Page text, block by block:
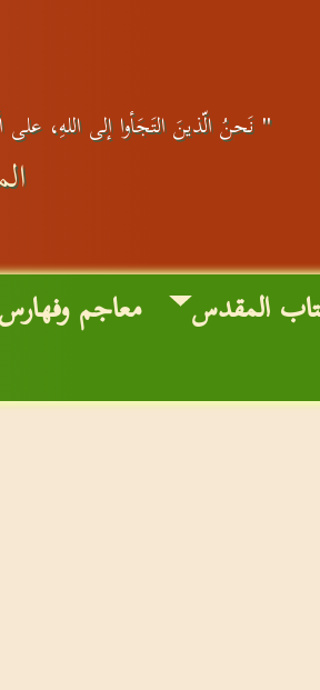
" نَحنُ الّذينَ التَجَأوا إلى اللهِ،
المقدس معاجم وفهارس